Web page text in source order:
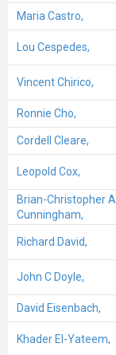
Maria Castro,
Lou Cespedes,
Vincent Chirico,
Ronnie Cho,
Cordell Cleare,
Leopold Cox,
Brian-Christopher A
Cunningham,
Richard David,
John C Doyle,
David Eisenbach,
Khader El-Yateem,